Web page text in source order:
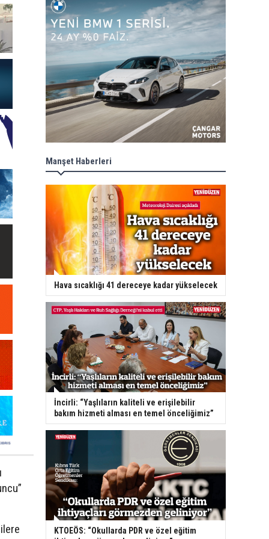
Manşet Haberleri
Hava sıcaklığı 41 dereceye kadar yükselecek
İncirli: “Yaşlıların kaliteli ve erişilebilir
bakım hizmeti alması en temel önceliğimiz”
KTOEÖS: “Okullarda PDR ve özel eğitim